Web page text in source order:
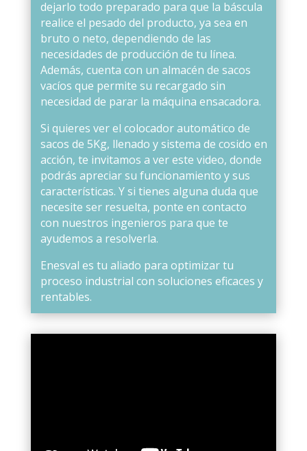
dejarlo todo preparado para que la báscula
realice el pesado del producto, ya sea en
bruto o neto, dependiendo de las
necesidades de producción de tu línea.
Además, cuenta con un almacén de sacos
vacíos que permite su recargado sin
necesidad de parar la máquina ensacadora.
Si quieres ver el colocador automático de
sacos de 5Kg, llenado y sistema de cosido en
acción, te invitamos a ver este video, donde
podrás apreciar su funcionamiento y sus
características. Y si tienes alguna duda que
necesite ser resuelta, ponte en contacto
con nuestros ingenieros para que te
ayudemos a resolverla.
Enesval es tu aliado para optimizar tu
proceso industrial con soluciones eficaces y
rentables.